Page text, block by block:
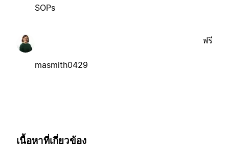
SOPs
masmith0429
ฟรี
เนื้อหาที่เกี่ยวข้อง